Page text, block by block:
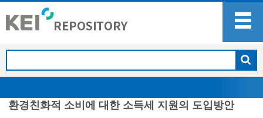
환경친화적 소비에 대한 소득세 지원의 도입방안